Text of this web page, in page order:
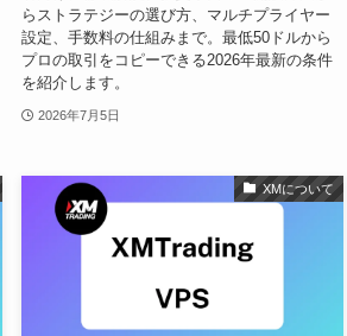
らストラテジーの選び方、マルチプライヤー
設定、手数料の仕組みまで。最低50ドルから
プロの取引をコピーできる2026年最新の条件
を紹介します。
2026年7月5日
XMについて